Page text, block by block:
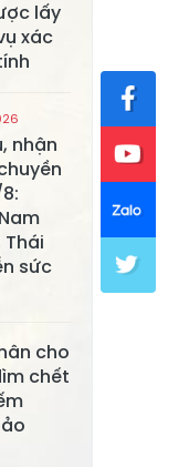
Nhân
Bà
Ái
Hồng
lấy
xác
nhận
sức
cho
chết